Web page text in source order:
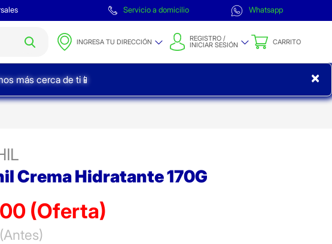
Servicio a domicilio Whatsapp
INGRESA TU DIRECCIÓN REGISTRO /
INICIAR SESIÓN CARRITO
más cerca de ti📱 ×
Crema Hidratante 170G
(Oferta)
de
(Antes)